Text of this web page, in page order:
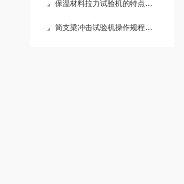
保温材料拉力试验机的特点有哪些
简支梁冲击试验机操作规程及安全指南的重点介绍